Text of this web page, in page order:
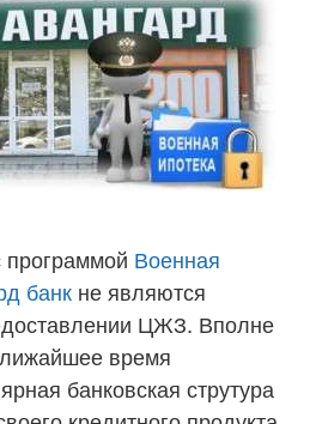
программой Военная
банк не являются
ЦЖЗ. Вполне
время
банковская струтура